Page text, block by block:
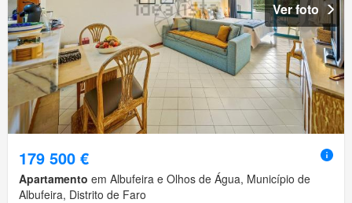
Ver foto
179 500 €
Apartamento em Albufeira e Olhos de Água, Município de
Albufeira, Distrito de Faro